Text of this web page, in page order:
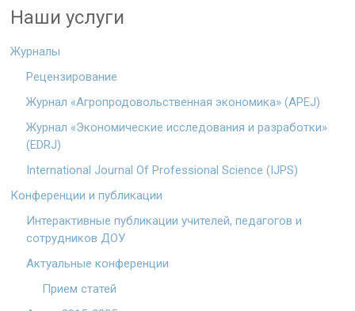
Наши услуги
Журналы
Рецензирование
Журнал «Агропродовольственная экономика» (APEJ)
Журнал «Экономические исследования и разработки»
(EDRJ)
International Journal Of Professional Science (IJPS)
Конференции и публикации
Интерактивные публикации учителей, педагогов и
сотрудников ДОУ
Актуальные конференции
Прием статей